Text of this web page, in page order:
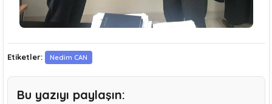
Etiketler: Nedim CAN
Bu yazıyı paylaşın: